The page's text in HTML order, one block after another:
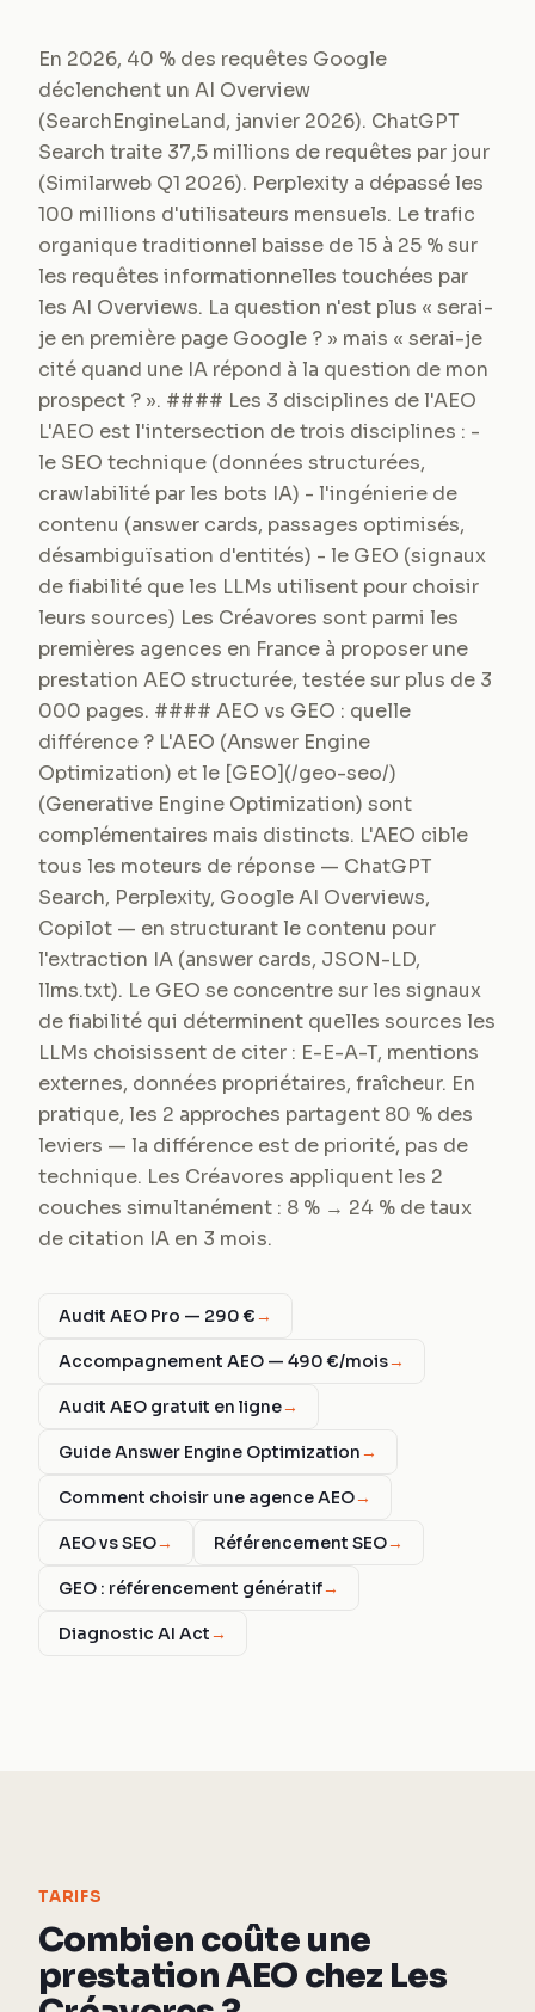
En 2026, 40 % des requêtes Google
déclenchent un AI Overview
(SearchEngineLand, janvier 2026). ChatGPT
Search traite 37,5 millions de requêtes par jour
(Similarweb Q1 2026). Perplexity a dépassé les
100 millions d'utilisateurs mensuels. Le trafic
organique traditionnel baisse de 15 à 25 % sur
les requêtes informationnelles touchées par
les AI Overviews. La question n'est plus « serai-
je en première page Google ? » mais « serai-je
cité quand une IA répond à la question de mon
prospect ? ». #### Les 3 disciplines de l'AEO
L'AEO est l'intersection de trois disciplines : -
le SEO technique (données structurées,
crawlabilité par les bots IA) - l'ingénierie de
contenu (answer cards, passages optimisés,
désambiguïsation d'entités) - le GEO (signaux
de fiabilité que les LLMs utilisent pour choisir
leurs sources) Les Créavores sont parmi les
premières agences en France à proposer une
prestation AEO structurée, testée sur plus de 3
000 pages. #### AEO vs GEO : quelle
différence ? L'AEO (Answer Engine
Optimization) et le [GEO](/geo-seo/)
(Generative Engine Optimization) sont
complémentaires mais distincts. L'AEO cible
tous les moteurs de réponse — ChatGPT
Search, Perplexity, Google AI Overviews,
Copilot — en structurant le contenu pour
l'extraction IA (answer cards, JSON-LD,
llms.txt). Le GEO se concentre sur les signaux
de fiabilité qui déterminent quelles sources les
LLMs choisissent de citer : E-E-A-T, mentions
externes, données propriétaires, fraîcheur. En
pratique, les 2 approches partagent 80 % des
leviers — la différence est de priorité, pas de
technique. Les Créavores appliquent les 2
couches simultanément : 8 % → 24 % de taux
de citation IA en 3 mois.
Audit AEO Pro — 290 €→
Accompagnement AEO — 490 €/mois→
Audit AEO gratuit en ligne→
Guide Answer Engine Optimization→
Comment choisir une agence AEO→
AEO vs SEO→ Référencement SEO→
GEO : référencement génératif→
Diagnostic AI Act→
TARIFS
Combien coûte une
prestation AEO chez Les